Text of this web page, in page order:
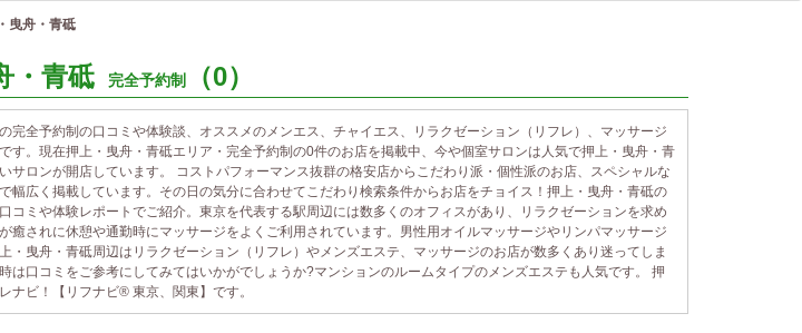
曳舟・青砥
・青砥 完全予約制 （0）
完全予約制の口コミや体験談、オススメのメンエス、チャイエス、リラクゼーション（リフレ）、マッサージ
す。現在押上・曳舟・青砥エリア・完全予約制の0件のお店を掲載中、今や個室サロンは人気で押上・曳舟・青
サロンが開店しています。 コストパフォーマンス抜群の格安店からこだわり派・個性派のお店、スペシャルな
幅広く掲載しています。その日の気分に合わせてこだわり検索条件からお店をチョイス！押上・曳舟・青砥の
コミや体験レポートでご紹介。東京を代表する駅周辺には数多くのオフィスがあり、リラクゼーションを求め
癒されに休憩や通勤時にマッサージをよくご利用されています。男性用オイルマッサージやリンパマッサージ
・曳舟・青砥周辺はリラクゼーション（リフレ）やメンズエステ、マッサージのお店が数多くあり迷ってしま
は口コミをご参考にしてみてはいかがでしょうか?マンションのルームタイプのメンズエステも人気です。 押
ナビ！【リフナビ® 東京、関東】です。